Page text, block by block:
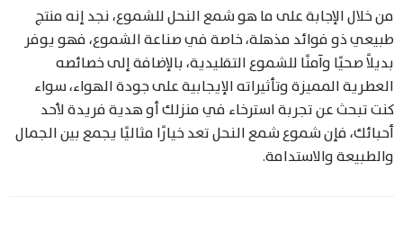
من خلال الإجابة على ما هو شمع النحل للشموع، نجد إنه منتج
طبيعي ذو فوائد مذهلة، خاصة في صناعة الشموع، فهو يوفر
بديلاً صحيًا وآمنًا للشموع التقليدية، بالإضافة إلى خصائصه
العطرية المميزة وتأثيراته الإيجابية على جودة الهواء، سواء
كنت تبحث عن تجربة استرخاء في منزلك أو هدية فريدة لأحد
أحبائك، فإن شموع شمع النحل تعد خيارًا مثاليًا يجمع بين الجمال
والطبيعة والاستدامة.